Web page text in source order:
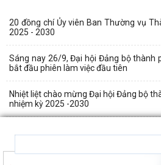
20 đồng chí Ủy viên Ban Thường vụ
2025 - 2030
Sáng nay 26/9, Đại hội Đảng bộ thành
bắt đầu phiên làm việc đầu tiên
Nhiệt liệt chào mừng Đại hội Đảng bộ
nhiệm kỳ 2025 -2030